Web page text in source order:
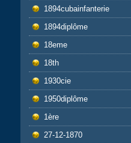
1894cubainfanterie
1894diplôme
18eme
18th
1930cie
1950diplôme
1ère
27-12-1870